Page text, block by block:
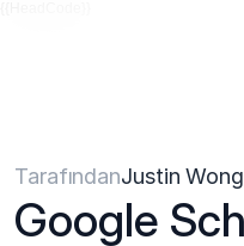
TarafındanJustin Wong
Google